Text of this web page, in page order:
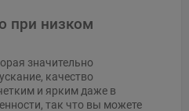
при низком
значительно
качество
и ярким даже в
так что вы можете